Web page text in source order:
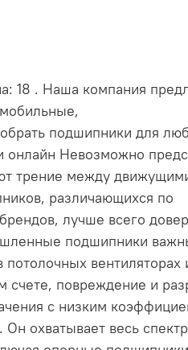
18 . Наша компания
подшипники для
Невозможно
трение между
различающихся по
лучше всего
подшипники
вентиляторах
счете, повреждение и
с низким
охватывает весь